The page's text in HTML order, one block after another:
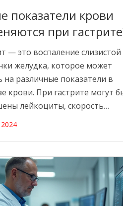
показатели крови
при
— это воспаление слизистой
желудка, которое может
на различные показатели в
крови. При гастрите могут
лейкоциты, скорость
которые помогают в
гастрита, и
лечения этого